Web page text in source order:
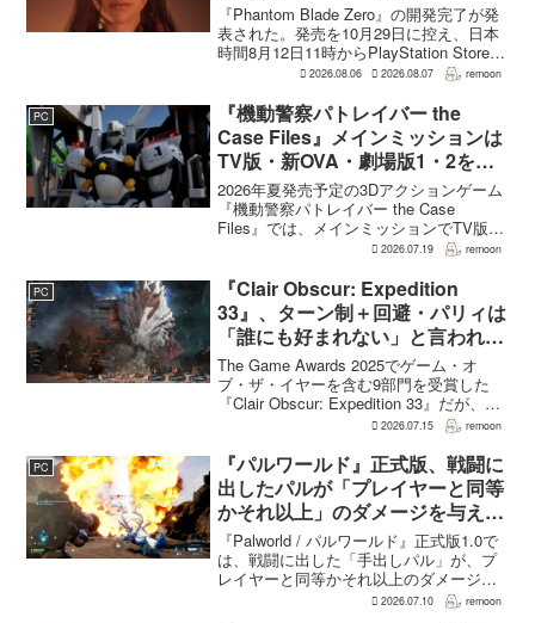
『Phantom Blade Zero』の開発完了が発
表された。発売を10月29日に控え、日本
時間8月12日11時からPlayStation Store、
Steam、Epic Games Storeで予約受付が
2026.08.06 2026.08.07 remoon
PC
『機動警察パトレイバー the
Case Files』メインミッションは
TV版・新OVA・劇場版1・2をカ
バー。零式とヘルハウンドを動か
すため“アナザーサイドミッショ
ン”を実装
2026年夏発売予定の3Dアクションゲーム
『機動警察パトレイバー the Case
Files』では、メインミッションでTV版、
新OVA、劇場版第1作・第2作の範囲をカ
ーを務めるグッドスマイルカンパニー
の...
2026.07.19 remoon
PC
『Clair Obscur: Expedition
33』、ターン制＋回避・パリィは
「誰にも好まれない」と言われて
いた 開発陣は実際に遊んだ面白
さを優先
The Game Awards 2025でゲーム・オ
ブ・ザ・イヤーを含む9部門を受賞した
『Clair Obscur: Expedition 33』だが、タ
ーン制バトルに回避やパリィを組み合わ
い」と何度も言...
2026.07.15 remoon
PC
『パルワールド』正式版、戦闘に
出したパルが「プレイヤーと同等
かそれ以上」のダメージを与えら
れるように
『Palworld / パルワールド』正式版1.0で
は、戦闘に出した「手出しパル」が、プ
レイヤーと同等かそれ以上のダメージを
敵に与えられるようになった。ほぼすべ
2026.07.10 remoon